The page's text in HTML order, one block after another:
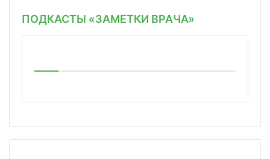
ПОДКАСТЫ «ЗАМЕТКИ ВРАЧА»